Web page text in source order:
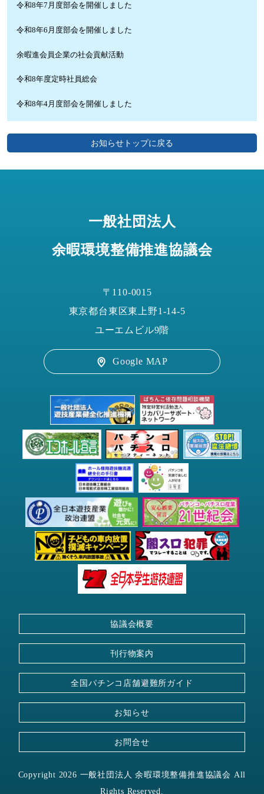
令和8年7月度部会を開催しました
令和8年6月度部会を開催しました
余暇進会員企業の社会貢献活動
令和8年度定時社員総会
令和8年4月度部会を開催しました
お知らせトップに戻る
一般社団法人
余暇環境整備推進協議会
〒110-0015
東京都台東区東上野1-14-5
ユーエムビル9階
Google MAP
協議会概要
刊行物案内
全国パチンコ店舗避難所ガイド
お知らせ
お問合せ
Copyright 2026 一般社団法人 余暇環境整備推進協議会 All
Rights Reserved.